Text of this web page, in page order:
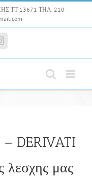
ΤΤ 13671 ΤΗΛ. 210-
DERIVATI
λεσχης μας